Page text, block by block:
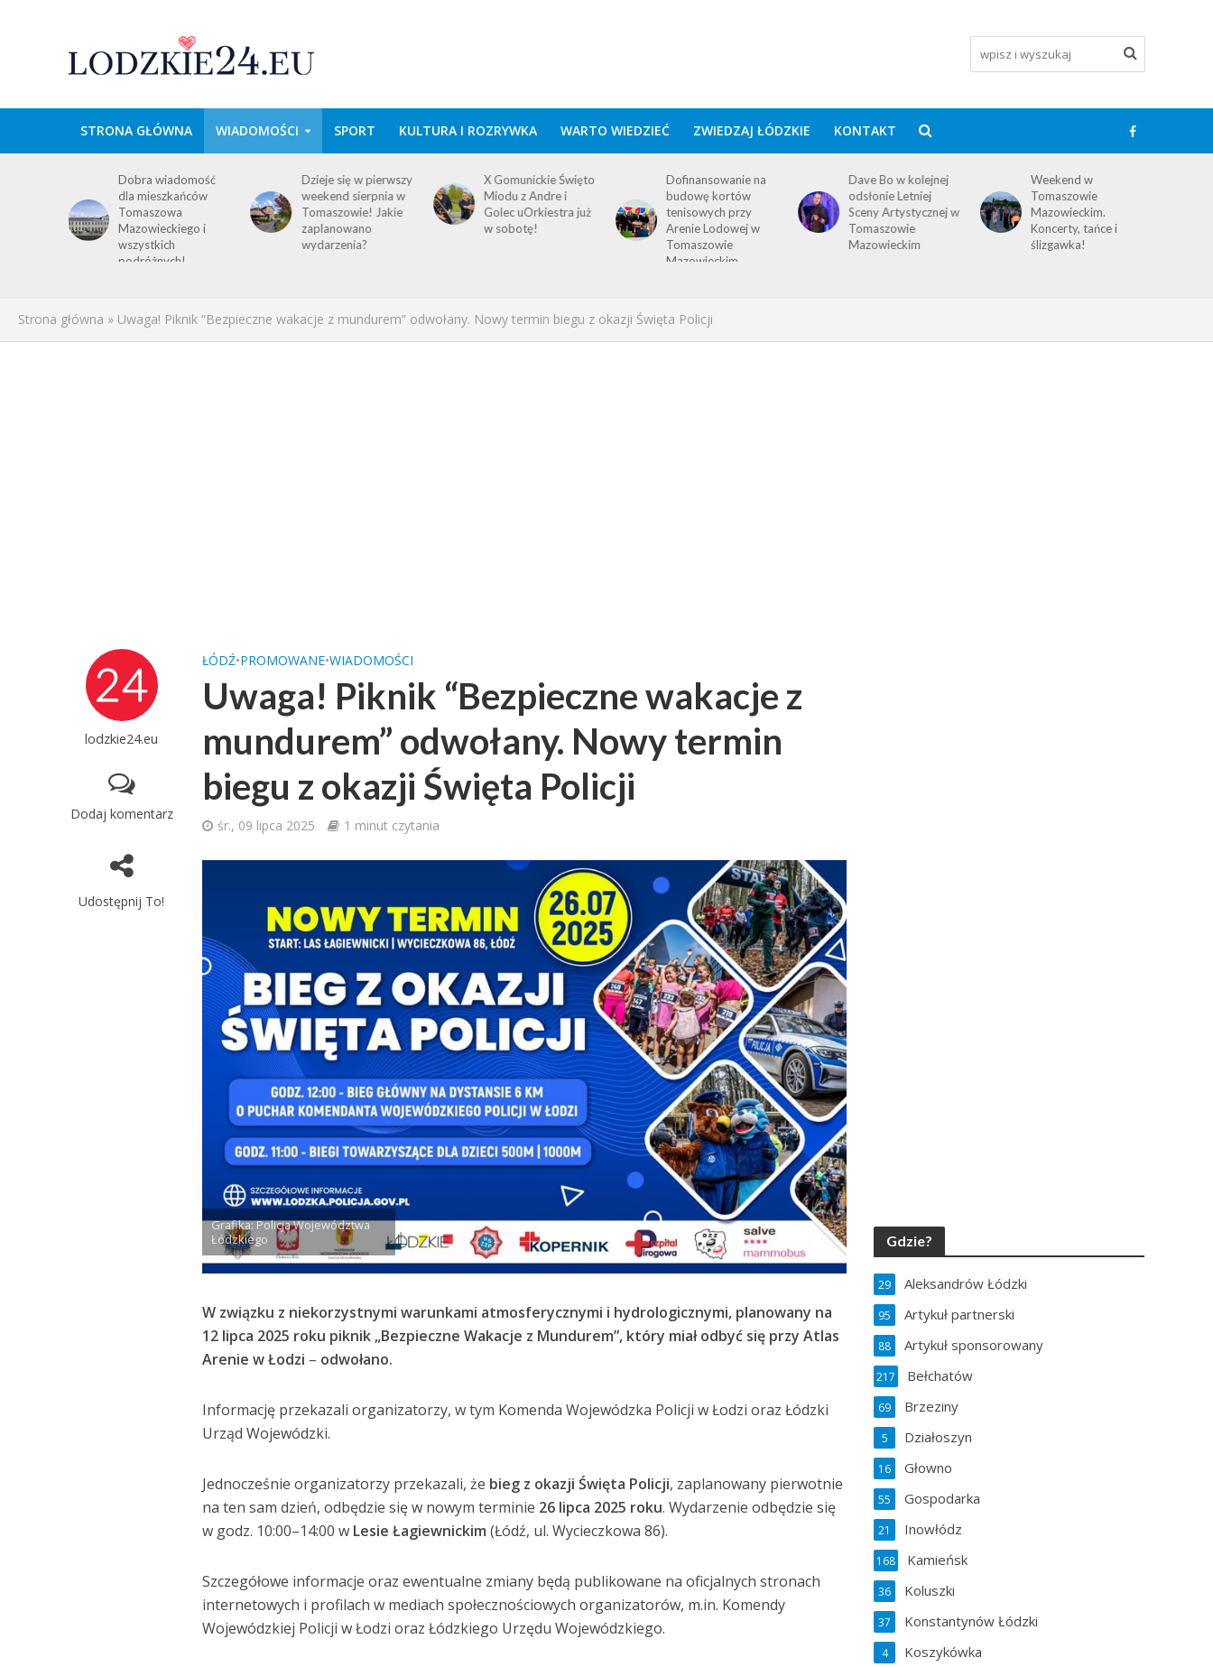
STRONA GŁÓWNA WIADOMOŚCI SPORT KULTURA I ROZRYWKA WARTO WIEDZIEĆ ZWIEDZAJ ŁÓDZKIE KONTAKT
Dobra wiadomość
dla mieszkańców
Tomaszowa
Mazowieckiego i
wszystkich
podróżnych!
Dzieje się w pierwszy
weekend sierpnia w
Tomaszowie! Jakie
zaplanowano
wydarzenia?
X Gomunickie Święto
Miodu z Andre i
Golec uOrkiestra już
w sobotę!
Dofinansowanie na
budowę kortów
tenisowych przy
Arenie Lodowej w
Tomaszowie
Mazowieckim
Dave Bo w kolejnej
odsłonie Letniej
Sceny Artystycznej w
Tomaszowie
Mazowieckim
Weekend w
Tomaszowie
Mazowieckim.
Koncerty, tańce i
ślizgawka!
Strona główna » Uwaga! Piknik “Bezpieczne wakacje z mundurem” odwołany. Nowy termin biegu z okazji Święta Policji
lodzkie24.eu
Dodaj komentarz
Udostępnij To!
ŁÓDŹ•PROMOWANE•WIADOMOŚCI
Uwaga! Piknik “Bezpieczne wakacje z
mundurem” odwołany. Nowy termin
biegu z okazji Święta Policji
śr., 09 lipca 2025 1 minut czytania
Grafika: Policja Województwa
Łódzkiego
W związku z niekorzystnymi warunkami atmosferycznymi i hydrologicznymi, planowany na
12 lipca 2025 roku piknik „Bezpieczne Wakacje z Mundurem”, który miał odbyć się przy Atlas
Arenie w Łodzi – odwołano.
Informację przekazali organizatorzy, w tym Komenda Wojewódzka Policji w Łodzi oraz Łódzki
Urząd Wojewódzki.
Jednocześnie organizatorzy przekazali, że bieg z okazji Święta Policji, zaplanowany pierwotnie
na ten sam dzień, odbędzie się w nowym terminie 26 lipca 2025 roku. Wydarzenie odbędzie się
w godz. 10:00–14:00 w Lesie Łagiewnickim (Łódź, ul. Wycieczkowa 86).
Szczegółowe informacje oraz ewentualne zmiany będą publikowane na oficjalnych stronach
internetowych i profilach w mediach społecznościowych organizatorów, m.in. Komendy
Wojewódzkiej Policji w Łodzi oraz Łódzkiego Urzędu Wojewódzkiego.
Gdzie?
Aleksandrów Łódzki
29
Artykuł partnerski
95
Artykuł sponsorowany
88
Bełchatów
217
Brzeziny
69
Działoszyn
5
Głowno
16
Gospodarka
55
Inowłódz
21
Kamieńsk
168
Koluszki
36
Konstantynów Łódzki
37
Koszykówka
4